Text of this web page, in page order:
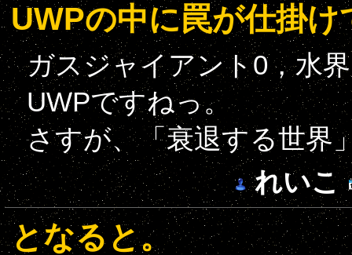
UWPの中に罠が仕掛け
ガスジャイアント0，水
UWPですねっ。
さすが、「衰退する世界
れいこ
となると。